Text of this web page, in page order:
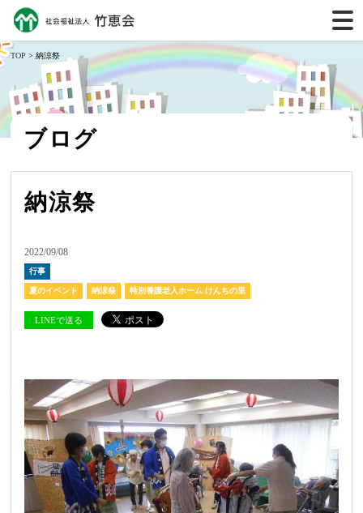
TOP > 納涼祭
ブログ
納涼祭
2022/09/08
行事
夏のイベント 納涼祭 特別養護老人ホーム けんちの里
LINEで送る